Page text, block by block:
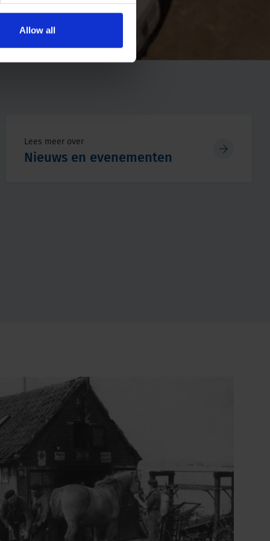
Allow all
Lees meer over
Nieuws en evenementen